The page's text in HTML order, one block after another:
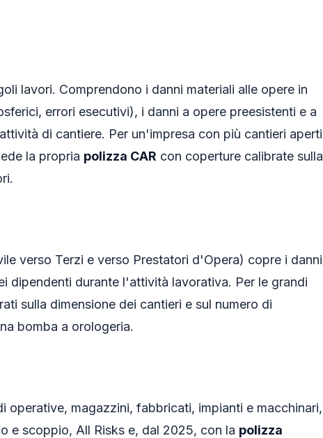
lavori. Comprendono i danni materiali alle opere in
errori esecutivi), i danni a opere preesistenti e a
di cantiere. Per un'impresa con più cantieri aperti
la propria polizza CAR con coperture calibrate sulla
verso Terzi e verso Prestatori d'Opera) copre i danni
dipendenti durante l'attività lavorativa. Per le grandi
sulla dimensione dei cantieri e sul numero di
bomba a orologeria.
operative, magazzini, fabbricati, impianti e macchinari,
e scoppio, All Risks e, dal 2025, con la polizza